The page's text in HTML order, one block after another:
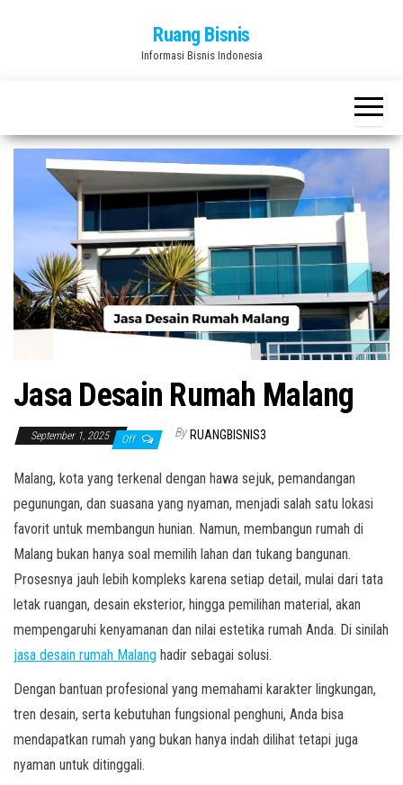
Ruang Bisnis
Informasi Bisnis Indonesia
Jasa Desain Rumah Malang
September 1, 2025 Off By RUANGBISNIS3
Malang, kota yang terkenal dengan hawa sejuk, pemandangan
pegunungan, dan suasana yang nyaman, menjadi salah satu lokasi
favorit untuk membangun hunian. Namun, membangun rumah di
Malang bukan hanya soal memilih lahan dan tukang bangunan.
Prosesnya jauh lebih kompleks karena setiap detail, mulai dari tata
letak ruangan, desain eksterior, hingga pemilihan material, akan
mempengaruhi kenyamanan dan nilai estetika rumah Anda. Di sinilah
jasa desain rumah Malang hadir sebagai solusi.
Dengan bantuan profesional yang memahami karakter lingkungan,
tren desain, serta kebutuhan fungsional penghuni, Anda bisa
mendapatkan rumah yang bukan hanya indah dilihat tetapi juga
nyaman untuk ditinggali.